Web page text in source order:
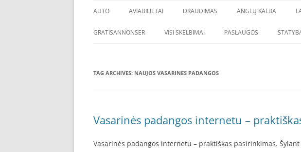
AUTO AVIABILIETAI DRAUDIMAS ANGLŲ KALBA
GRATISANNONSER VISI SKELBIMAI PASLAUGOS
TAG ARCHIVES: NAUJOS VASARINES PADANGOS
Vasarinės padangos internetu –
Vasarinės padangos internetu – praktiškas pasirinkimas.